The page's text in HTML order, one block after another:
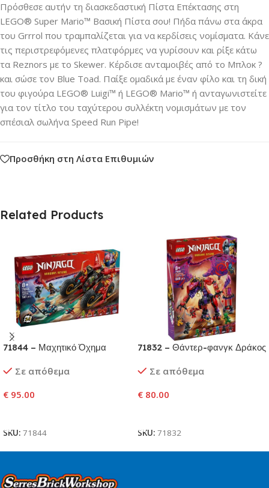
Πρόσθεσε αυτήν τη διασκεδαστική Πίστα Επέκτασης στη
LEGO® Super Mario™ Βασική Πίστα σου! Πήδα πάνω στα άκρα
του Grrrol που τραμπαλίζεται για να κερδίσεις νομίσματα. Κάνε
τις περιστρεφόμενες πλατφόρμες να γυρίσουν και ρίξε κάτω
τα Reznors με το Skewer. Κέρδισε ανταμοιβές από το Μπλοκ ?
και σώσε τον Blue Toad. Παίξε ομαδικά με έναν φίλο και τη δική
του φιγούρα LEGO® Luigi™ ή LEGO® Mario™ ή ανταγωνιστείτε
για τον τίτλο του ταχύτερου συλλέκτη νομισμάτων με τον
σπέσιαλ σωλήνα Speed Run Pipe!
Προσθήκη στη Λίστα Επιθυμιών
Related Products
71844 – Μαχητικό Όχημα
Σε απόθεμα
€ 95.00
SKU: 71844
71832 – Θάντερ-φανγκ Δράκος
Σε απόθεμα
€ 80.00
SKU: 71832